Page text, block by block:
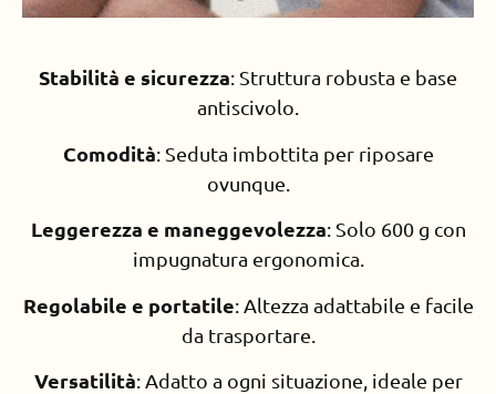
Stabilità e sicurezza: Struttura robusta e base
antiscivolo.
Comodità: Seduta imbottita per riposare
ovunque.
Leggerezza e maneggevolezza: Solo 600 g con
impugnatura ergonomica.
Regolabile e portatile: Altezza adattabile e facile
da trasportare.
Versatilità: Adatto a ogni situazione, ideale per